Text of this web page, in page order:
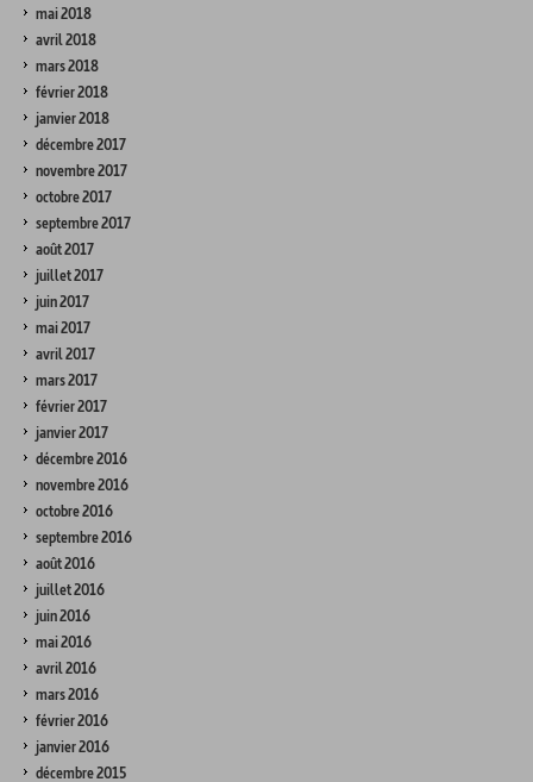
mai 2018
avril 2018
mars 2018
février 2018
janvier 2018
décembre 2017
novembre 2017
octobre 2017
septembre 2017
août 2017
juillet 2017
juin 2017
mai 2017
avril 2017
mars 2017
février 2017
janvier 2017
décembre 2016
novembre 2016
octobre 2016
septembre 2016
août 2016
juillet 2016
juin 2016
mai 2016
avril 2016
mars 2016
février 2016
janvier 2016
décembre 2015